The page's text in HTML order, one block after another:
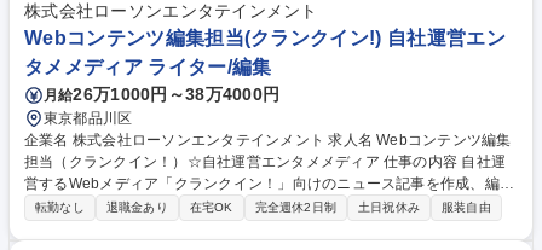
ジュールの管理 ・外部ライター、デザイナー、カメラマン等の手配・調整
・原稿整理、校正など編集業務・制作物の品質管理 など 募集職種 【名古
屋】編集業務（未経験）◆社史や周年記念を手掛ける専門出版社
株式会社ローソンエンタテインメント
Webコンテンツ編集担当(クランクイン!) 自社運営エン
タメメディア ライター/編集
月給26万1000円～38万4000円
東京都品川区
企業名 株式会社ローソンエンタテインメント 求人名 Webコンテンツ編集
担当（クランクイン！）☆自社運営エンタメメディア 仕事の内容 自社運
営するWebメディア「クランクイン！」向けのニュース記事を作成、編集
していただく方を募集。（姉妹サイト「クランクイン！トレンド」の業務
転勤なし 退職金あり 在宅OK 完全週休2日制 土日祝休み 服装自由